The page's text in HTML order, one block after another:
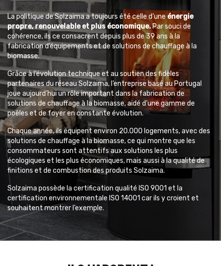
La politique de Solzaima a toujours été celle d’une énergie
propre, renouvelable et plus économique.Par souci de
cohérence, ils ce consacrent depuis plus de 39 ans à la
fabrication d’équipements et de solutions de chauffage à la
biomasse.
Grâce à l’évolution technique et au soutien des fidèles
partenaires du réseau Solzaima, l’entreprise basé au Portugal
joue aujourd’hui un rôle important dans la fabrication de
solutions de chauffage à la biomasse, aidé d’une gamme de
poêles et de foyer en constante évolution.
Chaque année, ils équipent environ 20.000 logements, avec des
solutions de chauffage à la biomasse, ce qui montre que les
consommateurs sont attentifs aux solutions les plus
écologiques et les plus économiques, mais aussi à la qualité de
finitions et de combustion des produits Solzaima.
Solzaima possède la certification qualité ISO 9001 et la
certification environnementale ISO 14001 car ils y croient et
souhaitent montrer l’exemple.